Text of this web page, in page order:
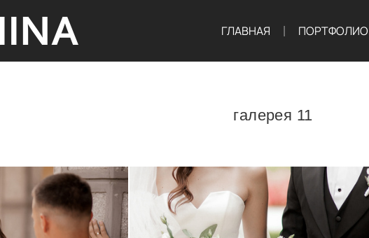
ГЛАВНАЯ ПОРТФОЛИО
галерея 11